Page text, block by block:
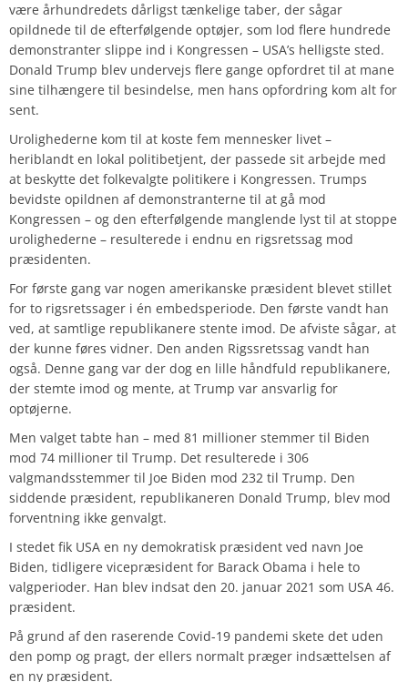
være århundredets dårligst tænkelige taber, der sågar
opildnede til de efterfølgende optøjer, som lod flere hundrede
demonstranter slippe ind i Kongressen – USA’s helligste sted.
Donald Trump blev undervejs flere gange opfordret til at mane
sine tilhængere til besindelse, men hans opfordring kom alt for
sent.
Urolighederne kom til at koste fem mennesker livet –
heriblandt en lokal politibetjent, der passede sit arbejde med
at beskytte det folkevalgte politikere i Kongressen. Trumps
bevidste opildnen af demonstranterne til at gå mod
Kongressen – og den efterfølgende manglende lyst til at stoppe
urolighederne – resulterede i endnu en rigsretssag mod
præsidenten.
For første gang var nogen amerikanske præsident blevet stillet
for to rigsretssager i én embedsperiode. Den første vandt han
ved, at samtlige republikanere stente imod. De afviste sågar, at
der kunne føres vidner. Den anden Rigssretssag vandt han
også. Denne gang var der dog en lille håndfuld republikanere,
der stemte imod og mente, at Trump var ansvarlig for
optøjerne.
Men valget tabte han – med 81 millioner stemmer til Biden
mod 74 millioner til Trump. Det resulterede i 306
valgmandsstemmer til Joe Biden mod 232 til Trump. Den
siddende præsident, republikaneren Donald Trump, blev mod
forventning ikke genvalgt.
I stedet fik USA en ny demokratisk præsident ved navn Joe
Biden, tidligere vicepræsident for Barack Obama i hele to
valgperioder. Han blev indsat den 20. januar 2021 som USA 46.
præsident.
På grund af den raserende Covid-19 pandemi skete det uden
den pomp og pragt, der ellers normalt præger indsættelsen af
en ny præsident.